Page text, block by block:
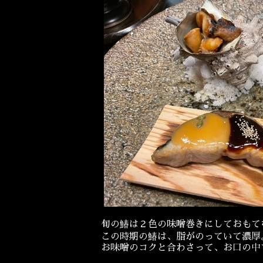
旬の鰆は２色の味噌巻きにしておも
この時期の鰆は、脂がのっていて濃厚
お味噌のコクと合わさって、お口の